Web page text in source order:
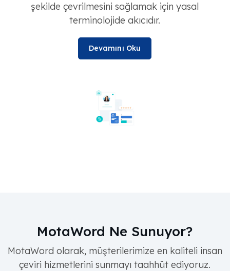
şekilde çevrilmesini sağlamak için yasal
terminolojide akıcıdır.
Devamını Oku
MotaWord Ne Sunuyor?
MotaWord olarak, müşterilerimize en kaliteli insan
çeviri hizmetlerini sunmayı taahhüt ediyoruz.